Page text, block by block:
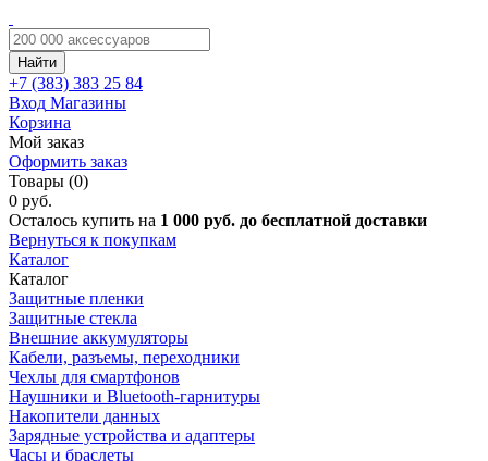
Найти
+7 (383) 383 25 84
Вход Магазины
Корзина
Мой заказ
Оформить заказ
Товары (0)
0 руб.
Осталось купить на 1 000 руб. до бесплатной доставки
Вернуться к покупкам
Каталог
Каталог
Защитные пленки
Защитные стекла
Внешние аккумуляторы
Кабели, разъемы, переходники
Чехлы для смартфонов
Наушники и Bluetooth-гарнитуры
Накопители данных
Зарядные устройства и адаптеры
Часы и браслеты